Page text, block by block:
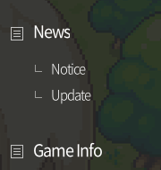
News
Notice
Update
Game Info